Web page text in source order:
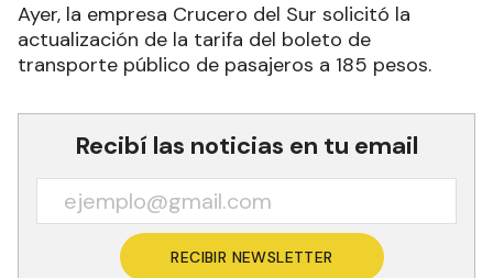
Ayer, la empresa Crucero del Sur solicitó la
actualización de la tarifa del boleto de
transporte público de pasajeros a 185 pesos.
Recibí las noticias en tu email
RECIBIR NEWSLETTER